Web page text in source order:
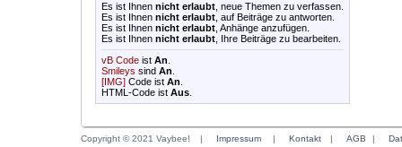
Es ist Ihnen nicht erlaubt , neue Themen zu verfassen.
Es ist Ihnen nicht erlaubt , auf Beiträge zu antworten.
Es ist Ihnen nicht erlaubt , Anhänge anzufügen.
Es ist Ihnen nicht erlaubt , Ihre Beiträge zu bearbeiten.
vB Code ist An
Smileys sind An
[IMG] Code ist An
HTML-Code ist Aus
Copyright © 2021 Vaybee! | Impressum | Kontakt | AGB |